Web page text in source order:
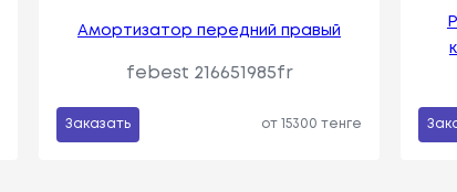
Амортизатор передний правый
febest 216651985fr
Заказать от 15300 тенге